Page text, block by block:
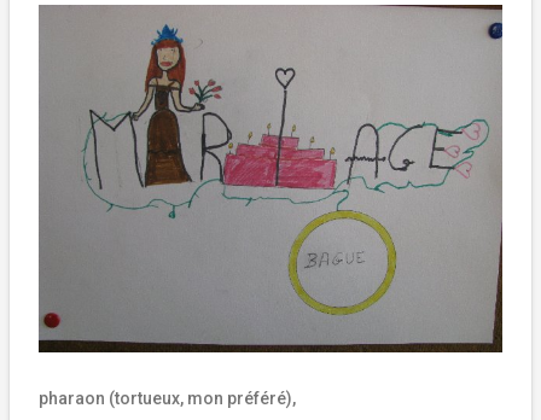
pharaon (tortueux, mon préféré),